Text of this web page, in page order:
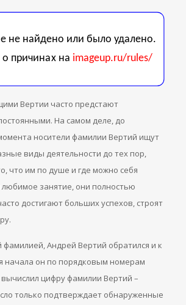
Вертии часто предстают
На самом деле, до
носители фамилии Вертий ищут
виды деятельности до тех пор,
что им по душе и где можно себя
занятие, они полностью
достигают больших успехов, строят
фамилией, Андрей Вертий обратился и к
начала он по порядковым номерам
цифру фамилии Вертий –
только подтверждает обнаруженные